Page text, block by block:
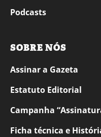
Podcasts
SOBRE NÓS
Assinar a Gazeta
Estatuto Editorial
Campanha
Ficha técnica e